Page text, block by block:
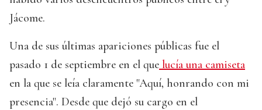
Jácome.
Una de sus últimas apariciones públicas fue el
pasado 1 de septiembre en el que lucía una camiseta
en la que se leía claramente "Aquí, honrando con mi
presencia". Desde que dejó su cargo en el